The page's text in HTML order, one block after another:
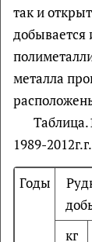
так и
добывается
металла
1989-2012г.г.
Годы
кг